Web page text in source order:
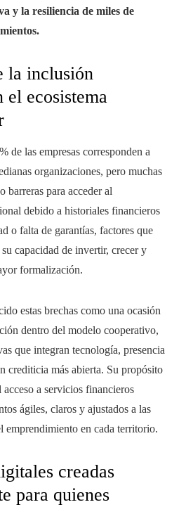
y la resiliencia de miles de
la inclusión
el ecosistema
de las empresas corresponden a
organizaciones, pero muchas
barreras para acceder al
debido a historiales financieros
o falta de garantías, factores que
capacidad de invertir, crecer y
formalización.
estas brechas como una ocasión
dentro del modelo cooperativo,
que integran tecnología, presencia
crediticia más abierta. Su propósito
a servicios financieros
ágiles, claros y ajustados a las
emprendimiento en cada territorio.
creadas
para quienes